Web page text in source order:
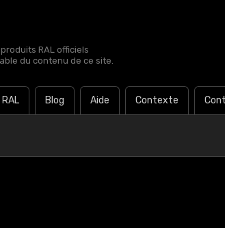
RAL officiels
du contenu de ce site.
Blog Aide Contexte